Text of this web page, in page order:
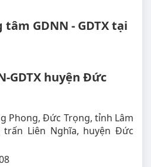
GDNN - GDTX tại
GDTX huyện Đức
Phong, Đức Trọng, tỉnh Lâm
Liên Nghĩa, huyện Đức